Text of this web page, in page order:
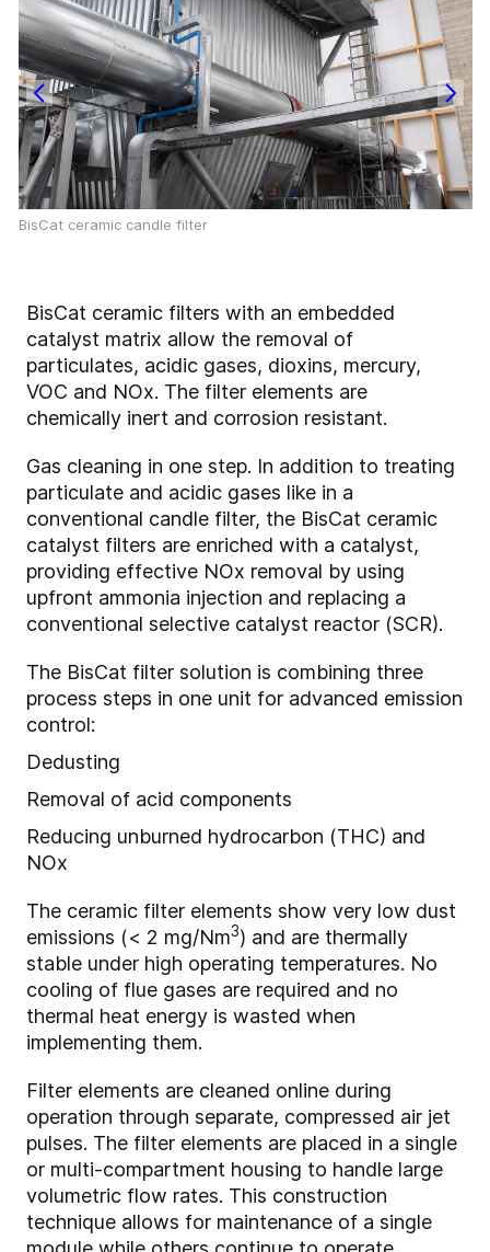
BisCat ceramic candle filter
BisCat ceramic filters with an embedded
catalyst matrix allow the removal of
particulates, acidic gases, dioxins, mercury,
VOC and NOx. The filter elements are
chemically inert and corrosion resistant.
Gas cleaning in one step. In addition to treating
particulate and acidic gases like in a
conventional candle filter, the BisCat ceramic
catalyst filters are enriched with a catalyst,
providing effective NOx removal by using
upfront ammonia injection and replacing a
conventional selective catalyst reactor (SCR).
The BisCat filter solution is combining three
process steps in one unit for advanced emission
control:
Dedusting
Removal of acid components
Reducing unburned hydrocarbon (THC) and
NOx
The ceramic filter elements show very low dust
emissions (< 2 mg/Nm3) and are thermally
stable under high operating temperatures. No
cooling of flue gases are required and no
thermal heat energy is wasted when
implementing them.
Filter elements are cleaned online during
operation through separate, compressed air jet
pulses. The filter elements are placed in a single
or multi-compartment housing to handle large
volumetric flow rates. This construction
technique allows for maintenance of a single